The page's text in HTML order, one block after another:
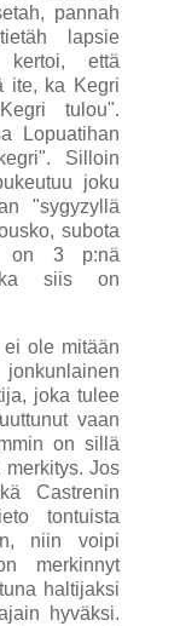
pannah
lapsie
kertoi, että
ite, ka Kegri
tulou".
Lopuatihan
Silloin
joku
"sygyzyllä
subota
on 3 p:nä
siis on
ei ole mitään
joka tulee
vaan
on sillä
Jos
Castrenin
tontuista
niin voipi
merkinnyt
haltijaksi
hyväksi.